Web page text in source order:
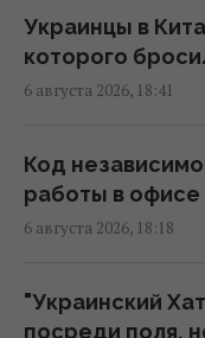
2000-х впервые
со сцены
18:42 четверг, 06 августа
Румыния
она это делает
18:30 четверг, 06 августа
Налоговая
о мужчинах
Украинцы в
которого
6 августа 2026, 18:41
Код
работы в офисе
6 августа 2026, 18:18
"Украинский
посреди поля,